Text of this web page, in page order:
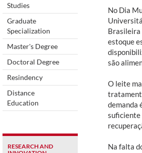
Studies
Graduate
Specialization
Master's Degree
Doctoral Degree
Resindency
Distance
Education
RESEARCH AND
No Dia
Brasileira
estoque
são
O leite
demanda
suficiente
Na falta